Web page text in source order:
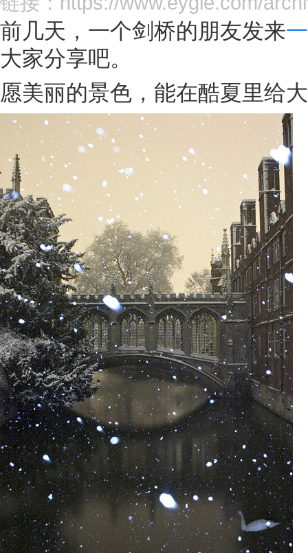
前几天，一个剑桥的朋友发来
大家分享吧。
愿美丽的景色，能在酷夏里给